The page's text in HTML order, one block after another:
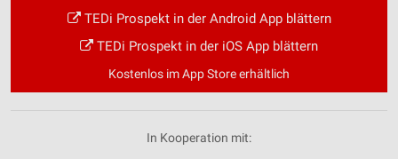
TEDi Prospekt in der Android App blättern
TEDi Prospekt in der iOS App blättern
Kostenlos im App Store erhältlich
In Kooperation mit: